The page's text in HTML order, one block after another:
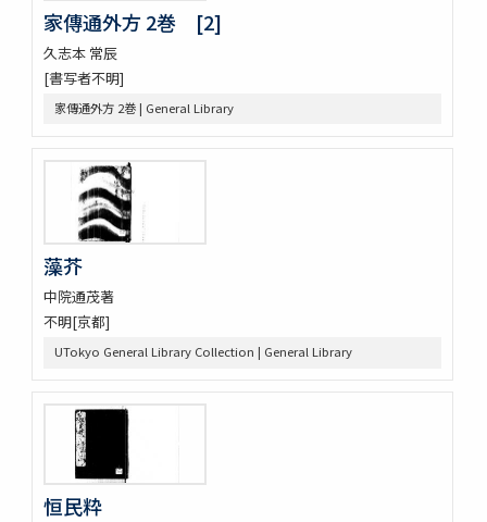
家傳通外方 2巻 [2]
久志本 常辰
[書写者不明]
家傳通外方 2巻 | General Library
藻芥
中院通茂著
不明[京都]
UTokyo General Library Collection | General Library
恒民粋